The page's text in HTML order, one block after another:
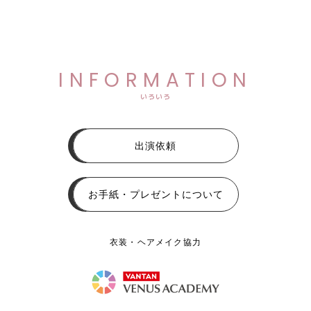
INFORMATION
いろいろ
出演依頼
お手紙・プレゼントについて
衣装・ヘアメイク協力